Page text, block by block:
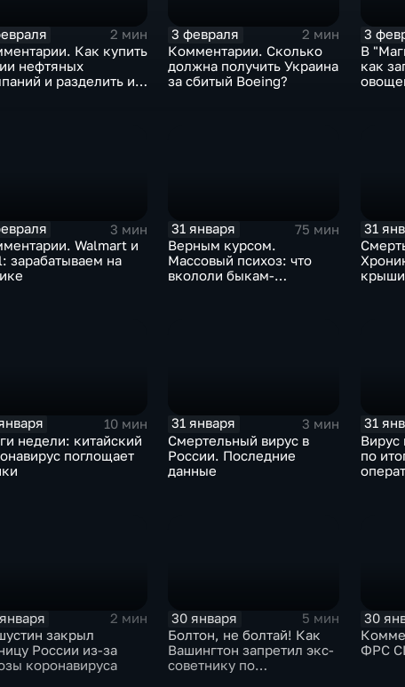
2 мин
Как купить
нефтяных
и разделить их
3 февраля
2 мин
Комментарии. Сколько
должна получить Украина
за сбитый Boeing?
3
В
как
3 мин
Walmart и
зарабатываем на
31 января
75 мин
Верным курсом.
Массовый психоз: что
вкололи быкам-
31
10 мин
недели: китайский
поглощает
31 января
3 мин
Смертельный вирус в
России. Последние
данные
31
Вирус
по
2 мин
закрыл
России из-за
коронавируса
30 января
5 мин
Болтон, не болтай! Как
Вашингтон запретил экс-
советнику по
30
ФРС